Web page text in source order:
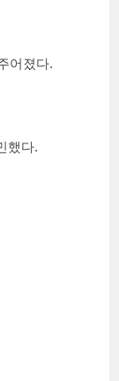
어졌다.
했다.